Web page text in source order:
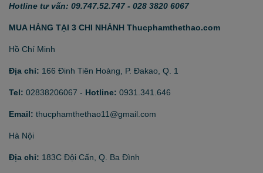
Hotline tư vấn: 09.747.52.747 - 028 3820 6067
MUA HÀNG TẠI 3 CHI NHÁNH Thucphamthethao.com
Hồ Chí Minh
Địa chỉ: 166 Đinh Tiên Hoàng, P. Đakao, Q. 1
Tel: 02838206067 - Hotline: 0931.341.646
Email: thucphamthethao11@gmail.com
Hà Nội
Địa chỉ: 183C Đội Cấn, Q. Ba Đình